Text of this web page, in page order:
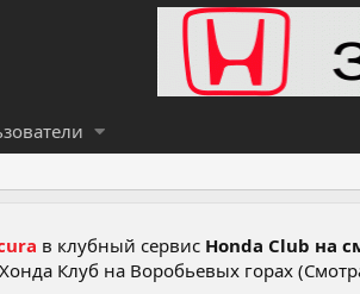
в клубный сервис Honda Club на
Клуб на Воробьевых горах